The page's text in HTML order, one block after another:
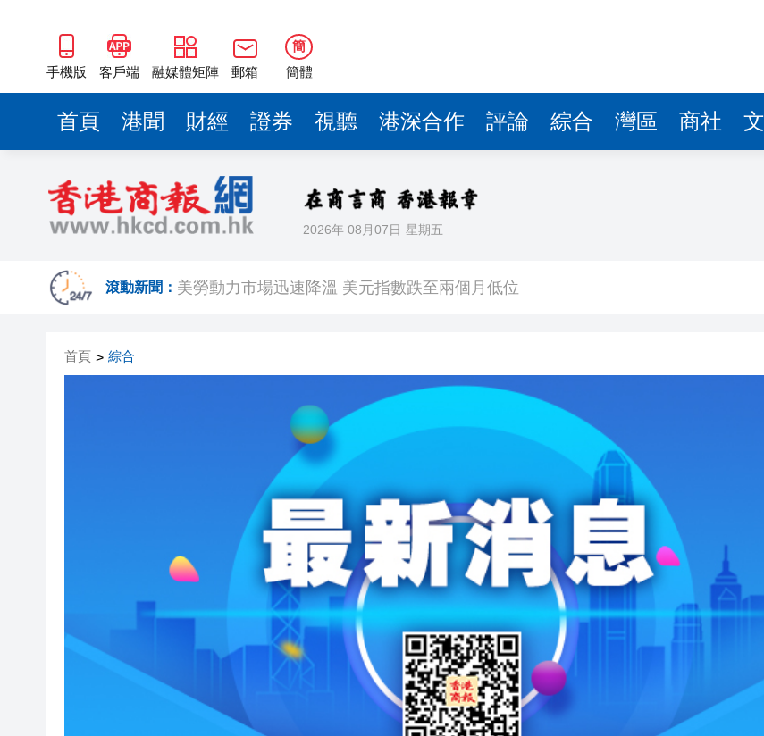
手機版 客戶端 融媒體矩陣 郵箱
簡
簡體
首頁 港聞 財經 證券 視聽 港深合作 評論 綜合 灣區 商社
2026年 08月07日 星期五
滾動新聞： 美勞動力市場迅速降溫 美元指數跌至兩個月低位
美7月非農職位突轉跌2.3萬 美聯儲減息預期升溫
超多優惠產品集中上線！2026年深圳體育消費嘉年華啟動
共建灣區拔尖人才培育新平台 石門教育集團與佛山暨大港澳子弟學校簽約
有片丨港產AI餐飲服務系統 機場首度登場 旅客讚方便精準
首頁 > 綜合